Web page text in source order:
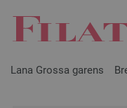
Lana Grossa garens